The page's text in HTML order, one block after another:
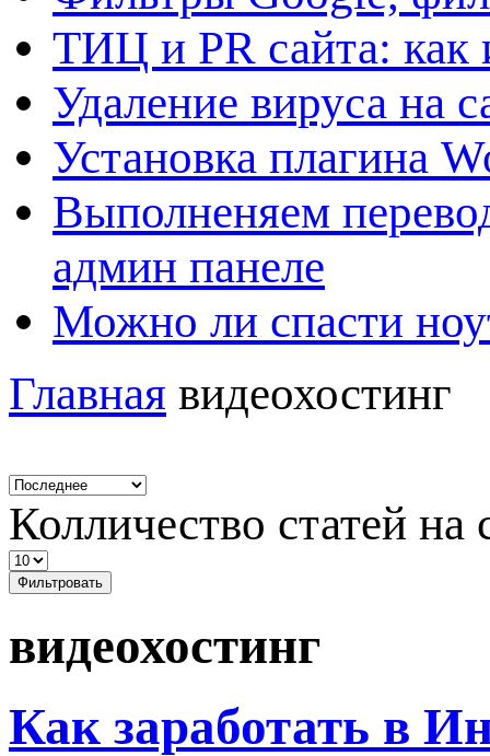
ТИЦ и PR сайта: как
Удаление вируса на
Установка плагина
Выполненяем
админ панеле
Можно ли спасти
Главная видеохостинг
Колличество статей на
Фильтровать
видеохостинг
Как заработать в